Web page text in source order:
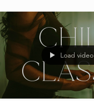
Load video